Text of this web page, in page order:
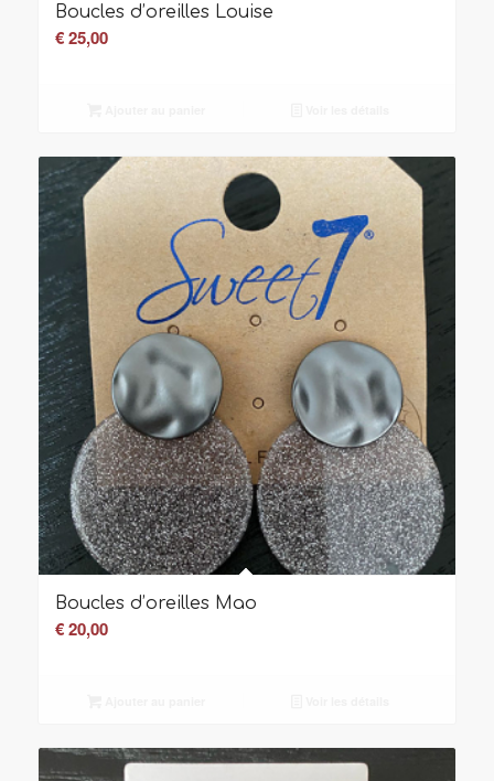
Boucles d’oreilles Louise
€25,00
Boucles d’oreilles Mao
€20,00